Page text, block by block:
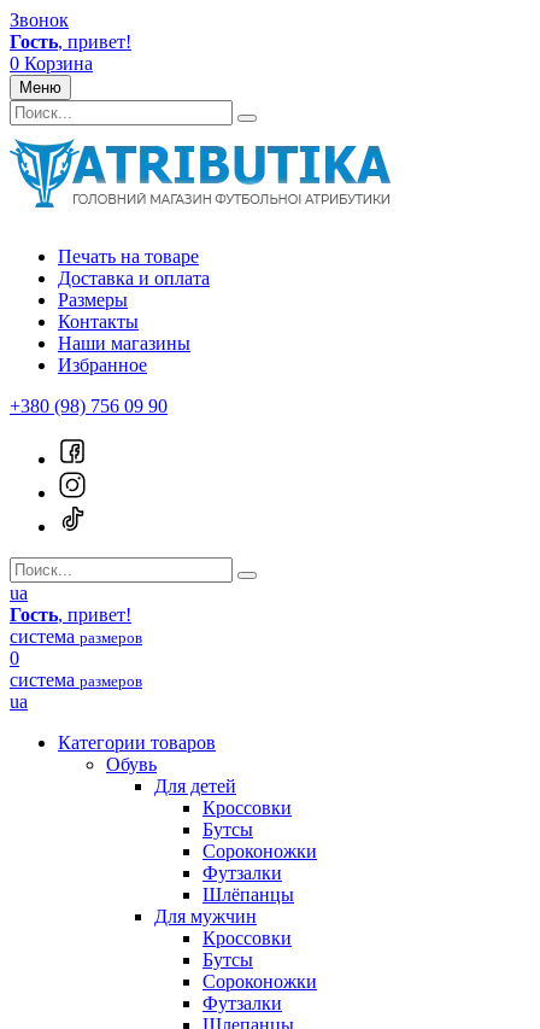
Звонок
Гость, привет!
0 Корзина
Меню
Печать на товаре
Доставка и оплата
Размеры
Контакты
Наши магазины
Избранное
+380 (98) 756 09 90
ua
Гость, привет!
система размеров
0
система размеров
ua
Категории товаров
Обувь
Для детей
Кроссовки
Бутсы
Сороконожки
Футзалки
Шлёпанцы
Для мужчин
Кроссовки
Бутсы
Сороконожки
Футзалки
Шлепанцы